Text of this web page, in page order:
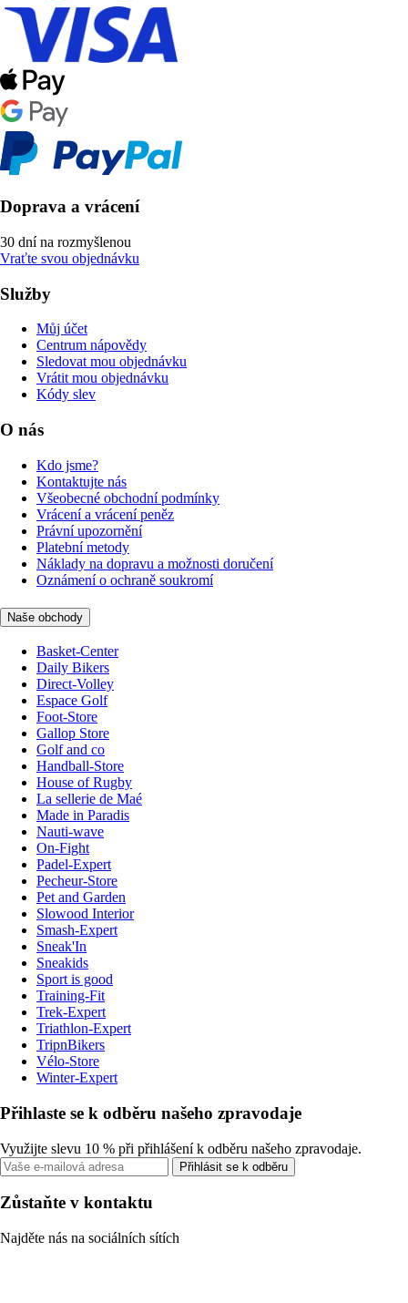
Doprava a vrácení
30 dní na rozmyšlenou
Vraťte svou objednávku
Služby
Můj účet
Centrum nápovědy
Sledovat mou objednávku
Vrátit mou objednávku
Kódy slev
O nás
Kdo jsme?
Kontaktujte nás
Všeobecné obchodní podmínky
Vrácení a vrácení peněz
Právní upozornění
Platební metody
Náklady na dopravu a možnosti doručení
Oznámení o ochraně soukromí
Naše obchody
Basket-Center
Daily Bikers
Direct-Volley
Espace Golf
Foot-Store
Gallop Store
Golf and co
Handball-Store
House of Rugby
La sellerie de Maé
Made in Paradis
Nauti-wave
On-Fight
Padel-Expert
Pecheur-Store
Pet and Garden
Slowood Interior
Smash-Expert
Sneak'In
Sneakids
Sport is good
Training-Fit
Trek-Expert
Triathlon-Expert
TripnBikers
Vélo-Store
Winter-Expert
Přihlaste se k odběru našeho zpravodaje
Využijte slevu 10 % při přihlášení k odběru našeho zpravodaje.
Přihlásit se k odběru
Zůstaňte v kontaktu
Najděte nás na sociálních sítích